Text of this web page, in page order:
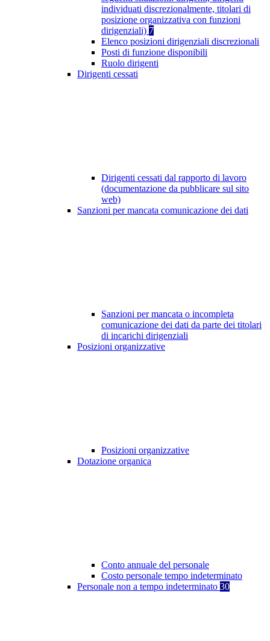
individuati discrezionalmente, titolari di
posizione organizzativa con funzioni
dirigenziali) 7
Elenco posizioni dirigenziali discrezionali
Posti di funzione disponibili
Ruolo dirigenti
Dirigenti cessati
Dirigenti cessati dal rapporto di lavoro
(documentazione da pubblicare sul sito
web)
Sanzioni per mancata comunicazione dei dati
Sanzioni per mancata o incompleta
comunicazione dei dati da parte dei titolari
di incarichi dirigenziali
Posizioni organizzative
Posizioni organizzative
Dotazione organica
Conto annuale del personale
Costo personale tempo indeterminato
Personale non a tempo indeterminato 30